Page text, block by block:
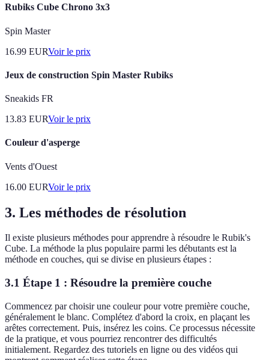
Rubiks Cube Chrono 3x3
Spin Master
16.99 EURVoir le prix
Jeux de construction Spin Master Rubiks
Sneakids FR
13.83 EURVoir le prix
Couleur d'asperge
Vents d'Ouest
16.00 EURVoir le prix
3. Les méthodes de résolution
Il existe plusieurs méthodes pour apprendre à résoudre le Rubik's
Cube. La méthode la plus populaire parmi les débutants est la
méthode en couches, qui se divise en plusieurs étapes :
3.1 Étape 1 : Résoudre la première couche
Commencez par choisir une couleur pour votre première couche,
généralement le blanc. Complétez d'abord la croix, en plaçant les
arêtes correctement. Puis, insérez les coins. Ce processus nécessite
de la pratique, et vous pourriez rencontrer des difficultés
initialement. Regardez des tutoriels en ligne ou des vidéos qui